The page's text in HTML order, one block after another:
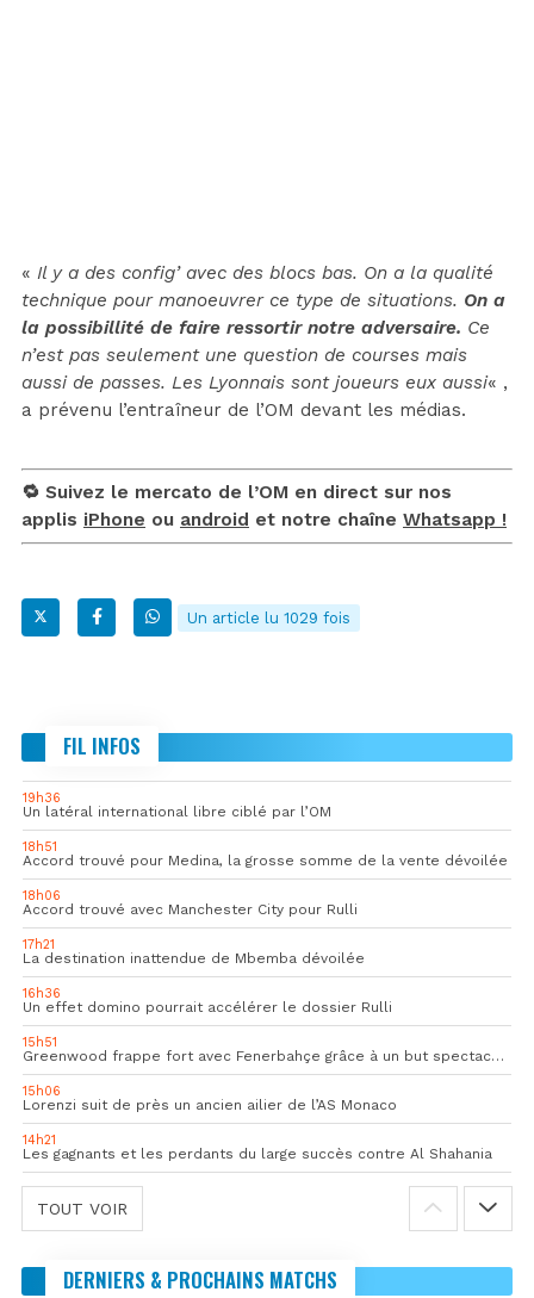
« Il y a des config’ avec des blocs bas. On a la qualité
technique pour manoeuvrer ce type de situations. On a
la possibillité de faire ressortir notre adversaire. Ce
n’est pas seulement une question de courses mais
aussi de passes. Les Lyonnais sont joueurs eux aussi« ,
a prévenu l’entraîneur de l’OM devant les médias.
🔁 Suivez le mercato de l’OM en direct sur nos
applis iPhone ou android et notre chaîne Whatsapp !
Un article lu 1029 fois
FIL INFOS
19h36
Un latéral international libre ciblé par l’OM
18h51
Accord trouvé pour Medina, la grosse somme de la vente dévoilée
18h06
Accord trouvé avec Manchester City pour Rulli
17h21
La destination inattendue de Mbemba dévoilée
16h36
Un effet domino pourrait accélérer le dossier Rulli
15h51
Greenwood frappe fort avec Fenerbahçe grâce à un but spectaculaire
15h06
Lorenzi suit de près un ancien ailier de l’AS Monaco
14h21
Les gagnants et les perdants du large succès contre Al Shahania
TOUT VOIR
DERNIERS & PROCHAINS MATCHS